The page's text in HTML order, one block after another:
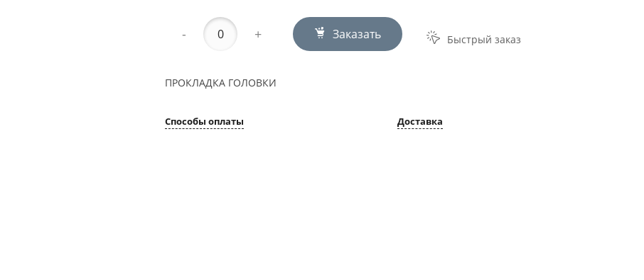
- + Заказать Быстрый заказ
ПРОКЛАДКА ГОЛОВКИ
Способы оплаты Доставка